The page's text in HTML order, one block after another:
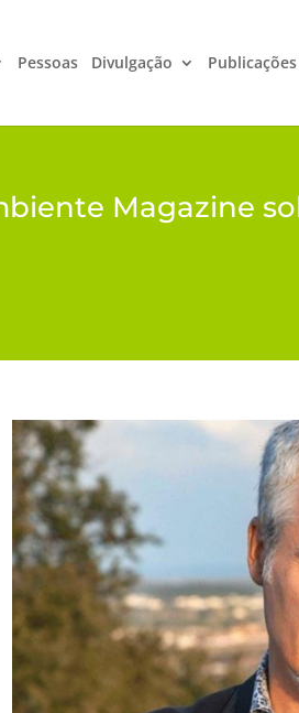
Pessoas Divulgação Publicações
Magazine